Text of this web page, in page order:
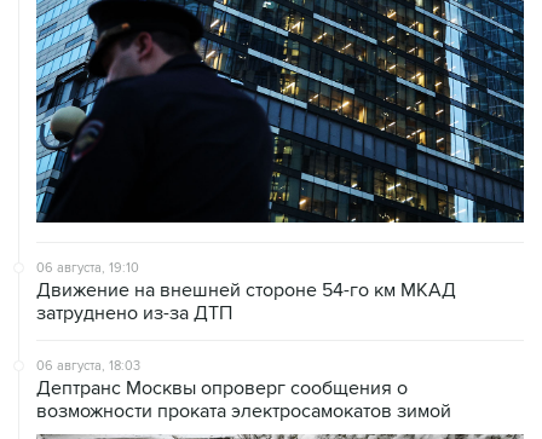
06 августа, 19:10
Движение на внешней стороне 54-го км МКАД
затруднено из-за ДТП
06 августа, 18:03
Дептранс Москвы опроверг сообщения о
возможности проката электросамокатов зимой